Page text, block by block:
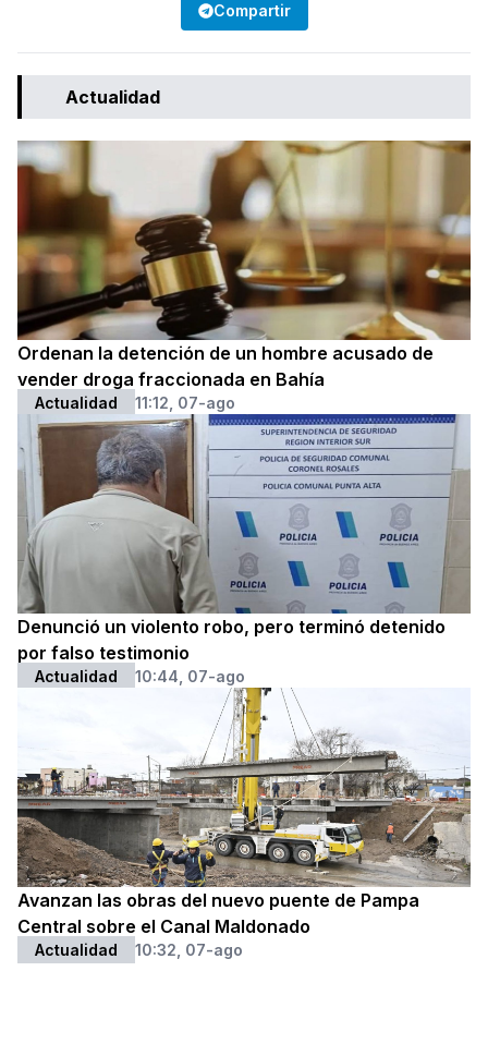
Compartir
Actualidad
Ordenan la detención de un hombre acusado de
vender droga fraccionada en Bahía
Actualidad 11:12, 07-ago
Denunció un violento robo, pero terminó detenido
por falso testimonio
Actualidad 10:44, 07-ago
Avanzan las obras del nuevo puente de Pampa
Central sobre el Canal Maldonado
Actualidad 10:32, 07-ago